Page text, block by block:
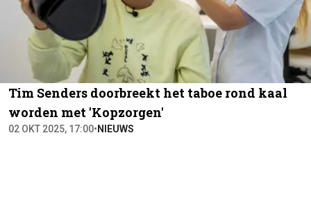
Tim Senders doorbreekt het taboe rond kaal
worden met 'Kopzorgen'
02 OKT 2025, 17:00• NIEUWS